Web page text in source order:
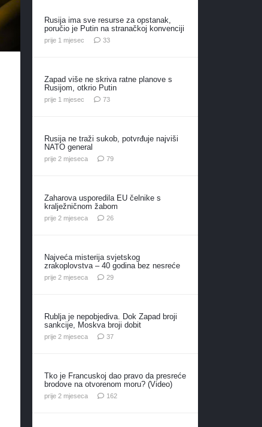
Rusija ima sve resurse za opstanak,
poručio je Putin na stranačkoj konvenciji
prije 1 mjesec 33komentara
Zapad više ne skriva ratne planove s
Rusijom, otkrio Putin
prije 1 mjesec 73komentara
Rusija ne traži sukob, potvrđuje najviši
NATO general
prije 2 mjeseca 79komentara
Zaharova usporedila EU čelnike s
kralježničnom žabom
prije 2 mjeseca 26komentara
Najveća misterija svjetskog
zrakoplovstva – 40 godina bez nesreće
prije 2 mjeseca 29komentara
Rublja je nepobjediva. Dok Zapad broji
sankcije, Moskva broji dobit
prije 2 mjeseca 37komentara
Tko je Francuskoj dao pravo da presreće
brodove na otvorenom moru? (Video)
prije 2 mjeseca 162komentara